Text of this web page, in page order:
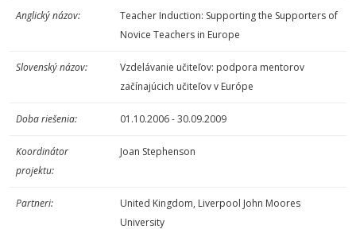
Anglický názov:
Teacher Induction: Supporting the Supporters of
Novice Teachers in Europe
Slovenský názov:
Vzdelávanie učiteľov: podpora mentorov
začínajúcich učiteľov v Európe
Doba riešenia: 01.10.2006 - 30.09.2009
Koordinátor
projektu:
Joan Stephenson
Partneri:
United Kingdom, Liverpool John Moores
University